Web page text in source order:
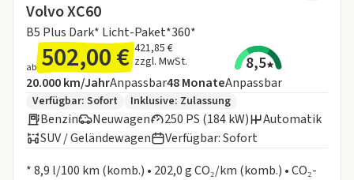
Volvo XC60
B5 Plus Dark* Licht-Paket*360*
ab 502,00 € 421,85 €
zzgl. MwSt.
8,5
Angebotsdetails:
Inklusive Laufleistung
20.000 km/JahrAnpassbarLaufzeit
48MonateAnpassbar
Zusätzliche Fahrzeuginformationen:
Verfügbar: Sofort Inklusive: Zulassung
Benzin Neuwagen 250 PS (184 kW)
Automatik
SUV / Geländewagen
Verfügbar: Sofort
* 8,9 l/100 km (komb.) • 202,0 g CO₂/km (komb.) • CO₂-